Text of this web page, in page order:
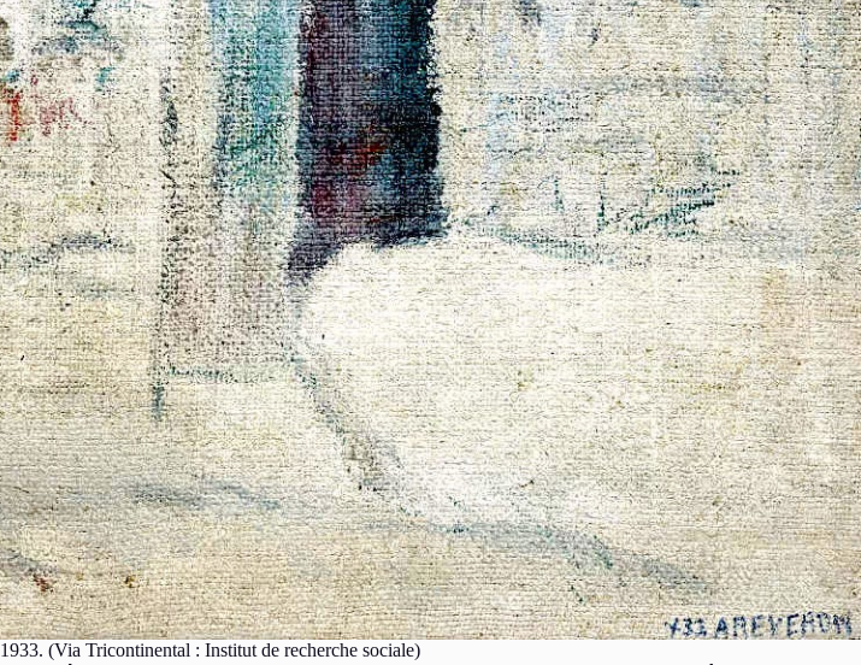
1933. (Via Tricontinental : Institut de recherche sociale)